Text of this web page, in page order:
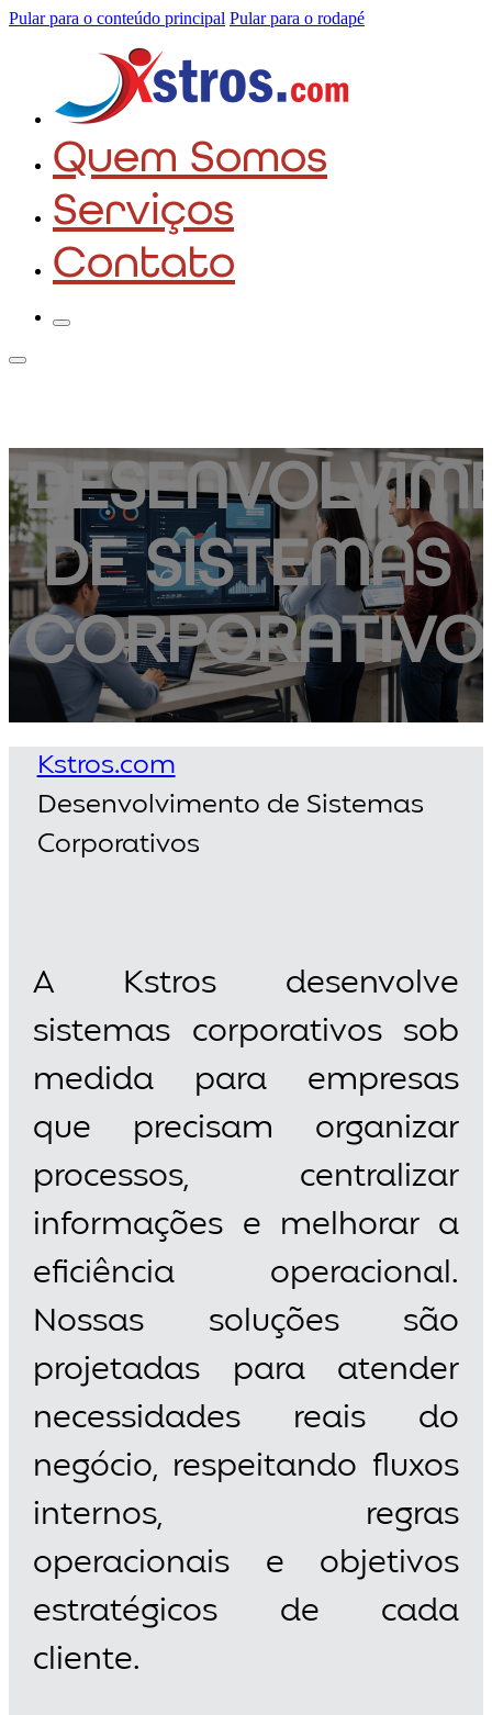
Pular para o conteúdo principal Pular para o rodapé
Quem Somos
Serviços
Contato
DE SISTEMAS
Kstros.com
Desenvolvimento de Sistemas
Corporativos
A Kstros desenvolve
sistemas corporativos sob
medida para empresas
que precisam organizar
processos, centralizar
informações e melhorar a
eficiência operacional.
Nossas soluções são
projetadas para atender
necessidades reais do
negócio, respeitando fluxos
internos, regras
operacionais e objetivos
estratégicos de cada
cliente.